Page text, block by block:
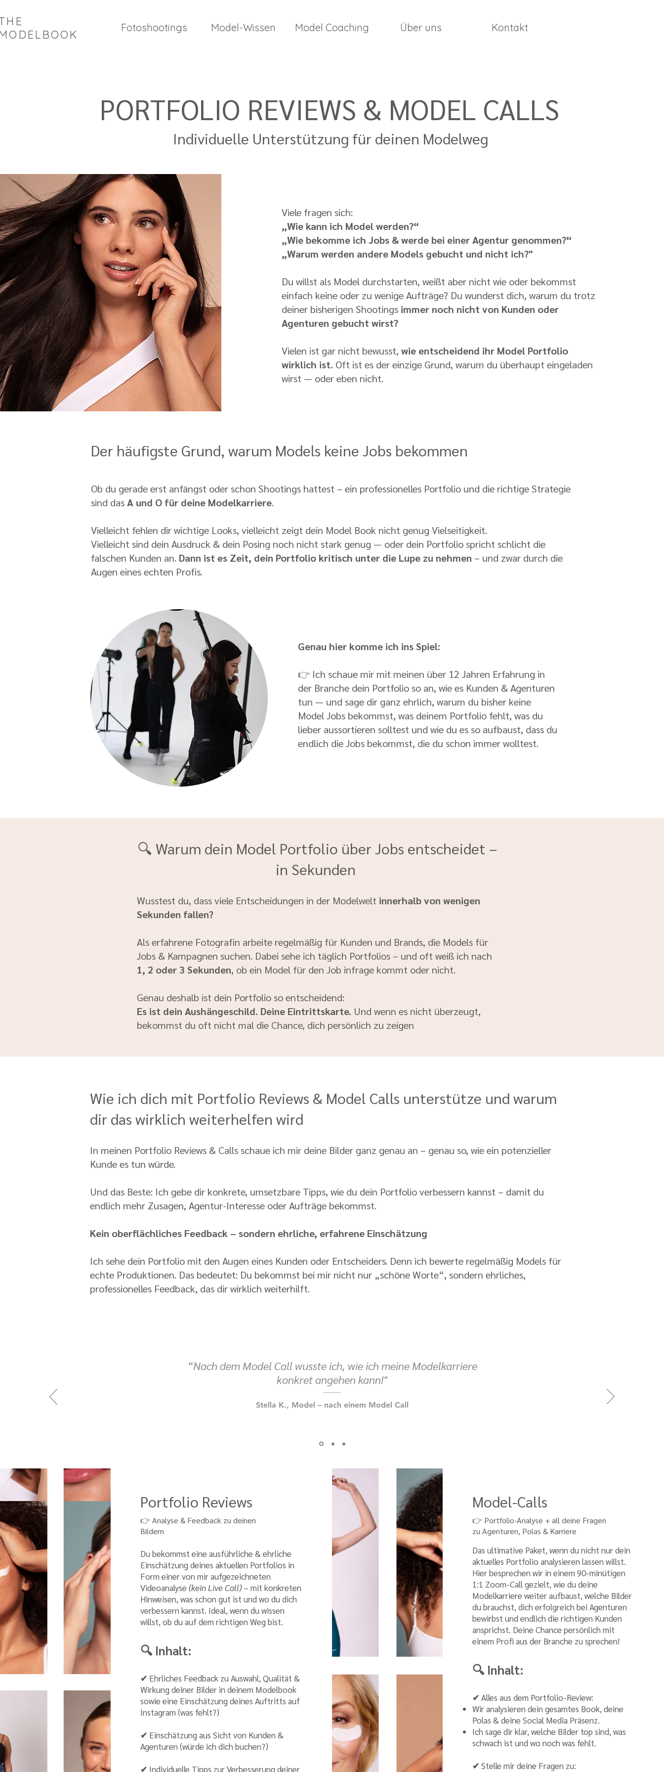
Fotoshootings Model-Wissen Model Coaching Über uns Kontakt
PORTFOLIO REVIEWS & MODEL CALLS
Individuelle Unterstützung für deinen Modelweg
Viele fragen sich:
„Wie kann ich Model werden?“
„Wie bekomme ich Jobs & werde bei einer Agentur genommen?“
„Warum werden andere Models gebucht und nicht ich?"
Du willst als Model durchstarten, weißt aber nicht wie oder bekommst
einfach keine oder zu wenige Aufträge? Du wunderst dich, warum du trotz
deiner bisherigen Shootings immer noch nicht von Kunden oder
Agenturen gebucht wirst?
Vielen ist gar nicht bewusst, wie entscheidend ihr Model Portfolio
wirklich ist. Oft ist es der einzige Grund, warum du überhaupt eingeladen
wirst — oder eben nicht.
Der häufigste Grund, warum Models keine Jobs bekommen
Ob du gerade erst anfängst oder schon Shootings hattest – ein professionelles Portfolio und die richtige Strategie
sind dasA und O für deine Modelkarriere.
Vielleicht fehlen dir wichtige Looks, vielleicht zeigt dein Model Book nicht genug Vielseitigkeit.
Vielleicht sind dein Ausdruck & dein Posing noch nicht stark genug — oder dein Portfolio spricht schlicht die
falschen Kunden an. Dann ist es Zeit, dein Portfolio kritisch unter die Lupe zu nehmen – und zwar durch die
Augen eines echten Profis.
Genau hier komme ich ins Spiel:
👉 Ich schaue mir mit meinen über 12 Jahren Erfahrung in
der Branche dein Portfolio so an, wie es Kunden & Agenturen
tun — und sage dir ganz ehrlich, warum du bisher keine
Model Jobs bekommst, was deinem Portfolio fehlt, was du
lieber aussortieren solltest und wie du es so aufbaust, dass du
endlich die Jobs bekommst, die du schon immer wolltest.
🔍 Warum dein Model Portfolio über Jobs entscheidet –
in Sekunden
Wusstest du, dass viele Entscheidungen in der Modelwelt innerhalb von wenigen
Sekunden fallen?
Als erfahrene Fotografin arbeite regelmäßig für Kunden und Brands, die Models für
Jobs & Kampagnen suchen. Dabei sehe ich täglich Portfolios – und oft weiß ich nach
1, 2 oder 3 Sekunden, ob ein Model für den Job infrage kommt oder nicht.
Genau deshalb ist dein Portfolio so entscheidend:
Es ist dein Aushängeschild. Deine Eintrittskarte. Und wenn es nicht überzeugt,
bekommst du oft nicht mal die Chance, dich persönlich zu zeigen
Wie ich dich mit Portfolio Reviews & Model Calls unterstütze und warum
dir das wirklich weiterhelfen wird
In meinen Portfolio Reviews & Calls schaue ich mir deine Bilder ganz genau an – genau so, wie ein potenzieller
Kunde es tun würde.
Und das Beste: Ich gebe dir konkrete, umsetzbare Tipps, wie du dein Portfolio verbessern kannst – damit du
endlich mehr Zusagen, Agentur-Interesse oder Aufträge bekommst.
Kein oberflächliches Feedback – sondern ehrliche, erfahrene Einschätzung
Ich sehe dein Portfolio mit den Augen eines Kunden oder Entscheiders. Denn ich bewerte regelmäßig Models für
echte Produktionen. Das bedeutet: Du bekommst bei mir nicht nur „schöne Worte“, sondern ehrliches,
professionelles Feedback, das dir wirklich weiterhilft.
“Nach dem Model Call wusste ich, wie ich meine Modelkarriere
konkret angehen kann!"
Stella K., Model – nach einem Model Call
Portfolio Reviews
👉 Analyse & Feedback zu deinen
Bildern
Du bekommst eine ausführliche & ehrliche
Einschätzung deines aktuellen Portfolios in
Form einer von mir aufgezeichneten
Videoanalyse(kein Live Call)– mit konkreten
Hinweisen, was schon gut ist und wo du dich
verbessern kannst. Ideal, wenn du wissen
willst, ob du auf dem richtigen Weg bist.
🔍 Inhalt:
✔ Ehrliches Feedback zu Auswahl, Qualität &
Wirkung deiner Bilder in deinem Modelbook
sowie eine Einschätzung deines Auftritts auf
Instagram (was fehlt?)
✔ Einschätzung aus Sicht von Kunden &
Agenturen (würde ich dich buchen?)
✔ Individuelle Tipps zur Verbesserung deiner
Model-Calls
👉 Portfolio-Analyse + all deine Fragen
zu Agenturen, Polas & Karriere
Das ultimative Paket, wenn du nicht nur dein
aktuelles Portfolio analysieren lassen willst.
Hier besprechen wir in einem 90-minütigen
1:1 Zoom-Call gezielt, wie du deine
Modelkarriere weiter aufbaust, welche Bilder
du brauchst, dich erfolgreich bei Agenturen
bewirbst und endlich die richtigen Kunden
ansprichst. Deine Chance persönlich mit
einem Profi aus der Branche zu sprechen!
🔍 Inhalt:
✔ Alles aus dem Portfolio-Review:
Wir analysieren dein gesamtes Book, deine
Polas & deine Social Media Präsenz.
Ich sage dir klar, welche Bilder top sind, was
schwach ist und wo noch was fehlt.
✔ Stelle mir deine Fragen zu: